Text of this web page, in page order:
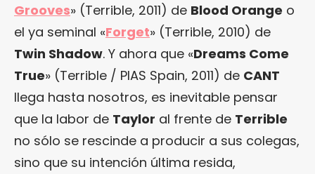
Grooves» (Terrible, 2011) de Blood Orange o
el ya seminal «Forget» (Terrible, 2010) de
Twin Shadow. Y ahora que «Dreams Come
True» (Terrible / PIAS Spain, 2011) de CANT
llega hasta nosotros, es inevitable pensar
que la labor de Taylor al frente de Terrible
no sólo se rescinde a producir a sus colegas,
sino que su intención última resida,